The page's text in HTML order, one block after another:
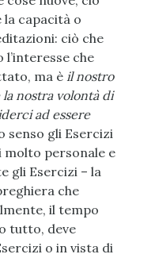
capacità o
ciò che
che
ma èil nostro
nostra volontà di
ad essere
senso gli Esercizi
molto personale e
gli Esercizi – la
che
il tempo
tutto, deve
o in vista di